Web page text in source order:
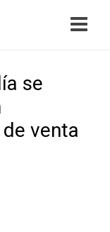
se
venta